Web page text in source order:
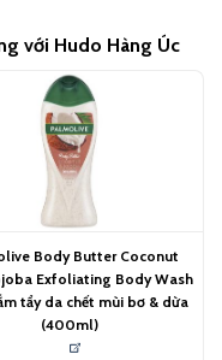
với Hudo Hàng Úc
Body Butter Coconut
Exfoliating Body Wash
tẩy da chết mùi bơ & dừa
(400ml)